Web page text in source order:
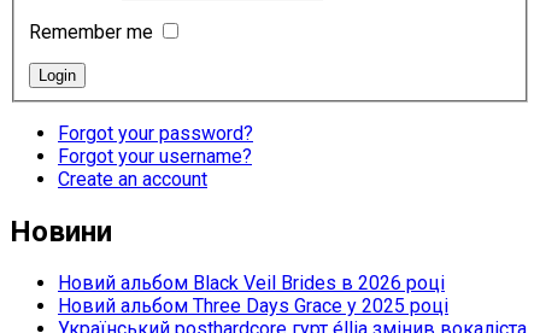
Remember me
Forgot your password?
Forgot your username?
Create an account
Новини
Новий альбом Black Veil Brides в 2026 році
Новий альбом Three Days Grace у 2025 році